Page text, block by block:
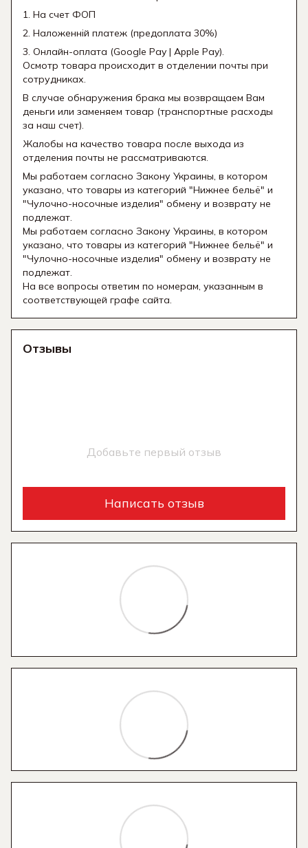
1. На счет ФОП
2. Наложенній платеж (предоплата 30%)
3. Онлайн-оплата (Google Pay | Apple Pay).
Осмотр товара происходит в отделении почты при
сотрудниках.
В случае обнаружения брака мы возвращаем Вам
деньги или заменяем товар (транспортные расходы
за наш счет).
Жалобы на качество товара после выхода из
отделения почты не рассматриваются.
Мы работаем согласно Закону Украины, в котором
указано, что товары из категорий "Нижнее бельё" и
"Чулочно-носочные изделия" обмену и возврату не
подлежат.
Мы работаем согласно Закону Украины, в котором
указано, что товары из категорий "Нижнее бельё" и
"Чулочно-носочные изделия" обмену и возврату не
подлежат.
На все вопросы ответим по номерам, указанным в
соответствующей графе сайта.
Отзывы
Добавьте первый отзыв
Написать отзыв